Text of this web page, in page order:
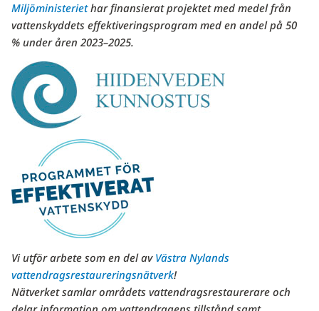
Miljöministeriet har finansierat projektet med medel från
vattenskyddets effektiveringsprogram med en andel på 50
% under åren 2023–2025.
Vi utför arbete som en del av Västra Nylands
vattendragsrestaureringsnätverk!
Nätverket samlar områdets vattendragsrestaurerare och